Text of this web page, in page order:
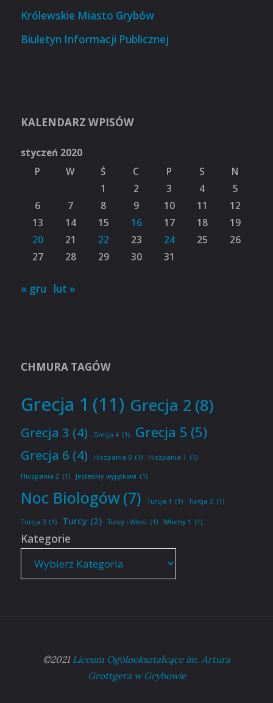
Królewskie Miasto Grybów
Biuletyn Informacji Publicznej
KALENDARZ WPISÓW
styczeń 2020
P
W Ś C P S
N
1
2 3 4
5
6
7 8 9 10 11
12
13
14 15 16 17 18
19
20
21 22 23 24 25
26
27
28 29 30 31
« gru lut »
CHMURA TAGÓW
Grecja 1 (11) Grecja 2 (8)
Grecja 3 (4) Grecja 4 (1) Grecja 5 (5)
Grecja 6 (4) Hiszpania 0 (1) Hiszpania 1 (1)
Hiszpania 2 (1) Jesteśmy wyjątkowi (1)
Noc Biologów(7) Turcja 1 (1) Turcja 2 (1)
Turcja 3 (1) Turcy (2) Turcy i Włosi (1) Włochy 1 (1)
Kategorie
©2021 Liceum Ogólnokształcące im. Artura
Grottgera w Grybowie